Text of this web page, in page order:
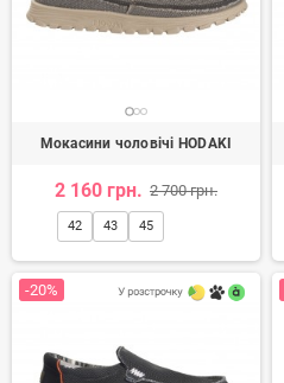
Мокасини чоловічі HODAKI
2 160 грн. 2 700 грн.
42 43 45
-20%